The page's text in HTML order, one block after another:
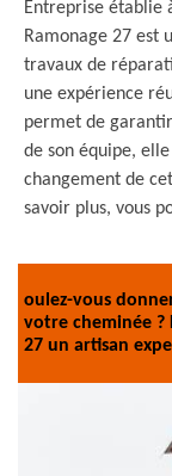
Entreprise établie
Ramonage 27 est
travaux de
une expérience
permet de
de son équipe,
changement de
savoir plus, vous
oulez-vous
votre cheminée ?
27 un artisan